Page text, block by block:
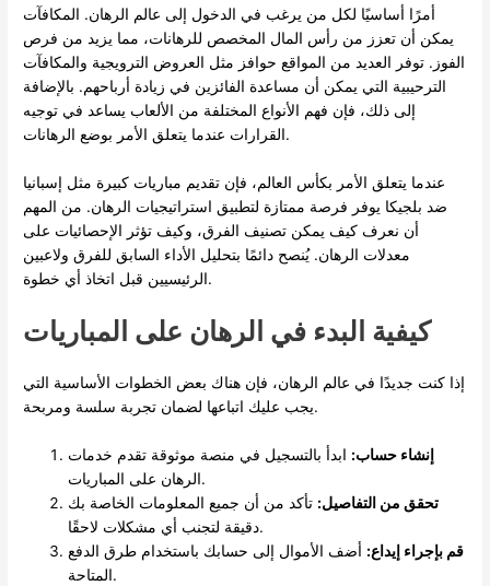
أمرًا أساسيًا لكل من يرغب في الدخول إلى عالم الرهان. المكافآت
يمكن أن تعزز من رأس المال المخصص للرهانات، مما يزيد من فرص
الفوز. توفر العديد من المواقع حوافز مثل العروض الترويجية والمكافآت
الترحيبية التي يمكن أن مساعدة الفائزين في زيادة أرباحهم. بالإضافة
إلى ذلك، فإن فهم الأنواع المختلفة من الألعاب يساعد في توجيه
القرارات عندما يتعلق الأمر بوضع الرهانات.
عندما يتعلق الأمر بكأس العالم، فإن تقديم مباريات كبيرة مثل إسبانيا
ضد بلجيكا يوفر فرصة ممتازة لتطبيق استراتيجيات الرهان. من المهم
أن نعرف كيف يمكن تصنيف الفرق، وكيف تؤثر الإحصائيات على
معدلات الرهان. يُنصح دائمًا بتحليل الأداء السابق للفرق ولاعبين
الرئيسيين قبل اتخاذ أي خطوة.
كيفية البدء في الرهان على المباريات
إذا كنت جديدًا في عالم الرهان، فإن هناك بعض الخطوات الأساسية التي
يجب عليك اتباعها لضمان تجربة سلسة ومربحة.
إنشاء حساب: ابدأ بالتسجيل في منصة موثوقة تقدم خدمات
الرهان على المباريات.
تحقق من التفاصيل: تأكد من أن جميع المعلومات الخاصة بك
دقيقة لتجنب أي مشكلات لاحقًا.
قم بإجراء إيداع: أضف الأموال إلى حسابك باستخدام طرق الدفع
المتاحة.